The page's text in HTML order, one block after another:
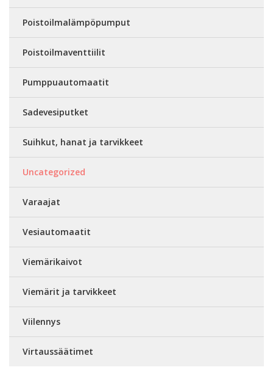
Poistoilmalämpöpumput
Poistoilmaventtiilit
Pumppuautomaatit
Sadevesiputket
Suihkut, hanat ja tarvikkeet
Uncategorized
Varaajat
Vesiautomaatit
Viemärikaivot
Viemärit ja tarvikkeet
Viilennys
Virtaussäätimet